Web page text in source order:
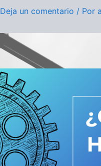
Deja un comentario / Por